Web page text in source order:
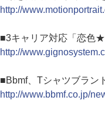
http://
■3キャリア対応「恋色
http://
■Bbmf、Tシャツブラン
http://www.bbmf.co.jp/